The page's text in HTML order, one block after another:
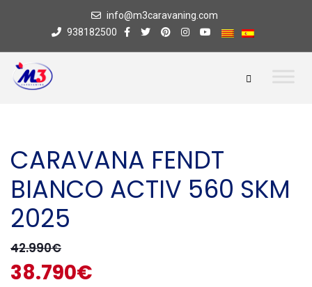
info@m3caravaning.com
938182500
CARAVANA FENDT
BIANCO ACTIV 560 SKM
2025
42.990€
38.790€